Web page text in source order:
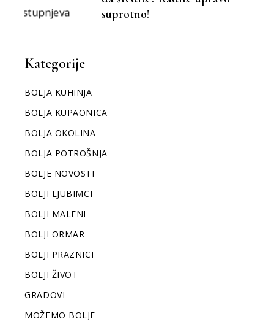
suprotno!
Kategorije
BOLJA KUHINJA
BOLJA KUPAONICA
BOLJA OKOLINA
BOLJA POTROŠNJA
BOLJE NOVOSTI
BOLJI LJUBIMCI
BOLJI MALENI
BOLJI ORMAR
BOLJI PRAZNICI
BOLJI ŽIVOT
GRADOVI
MOŽEMO BOLJE